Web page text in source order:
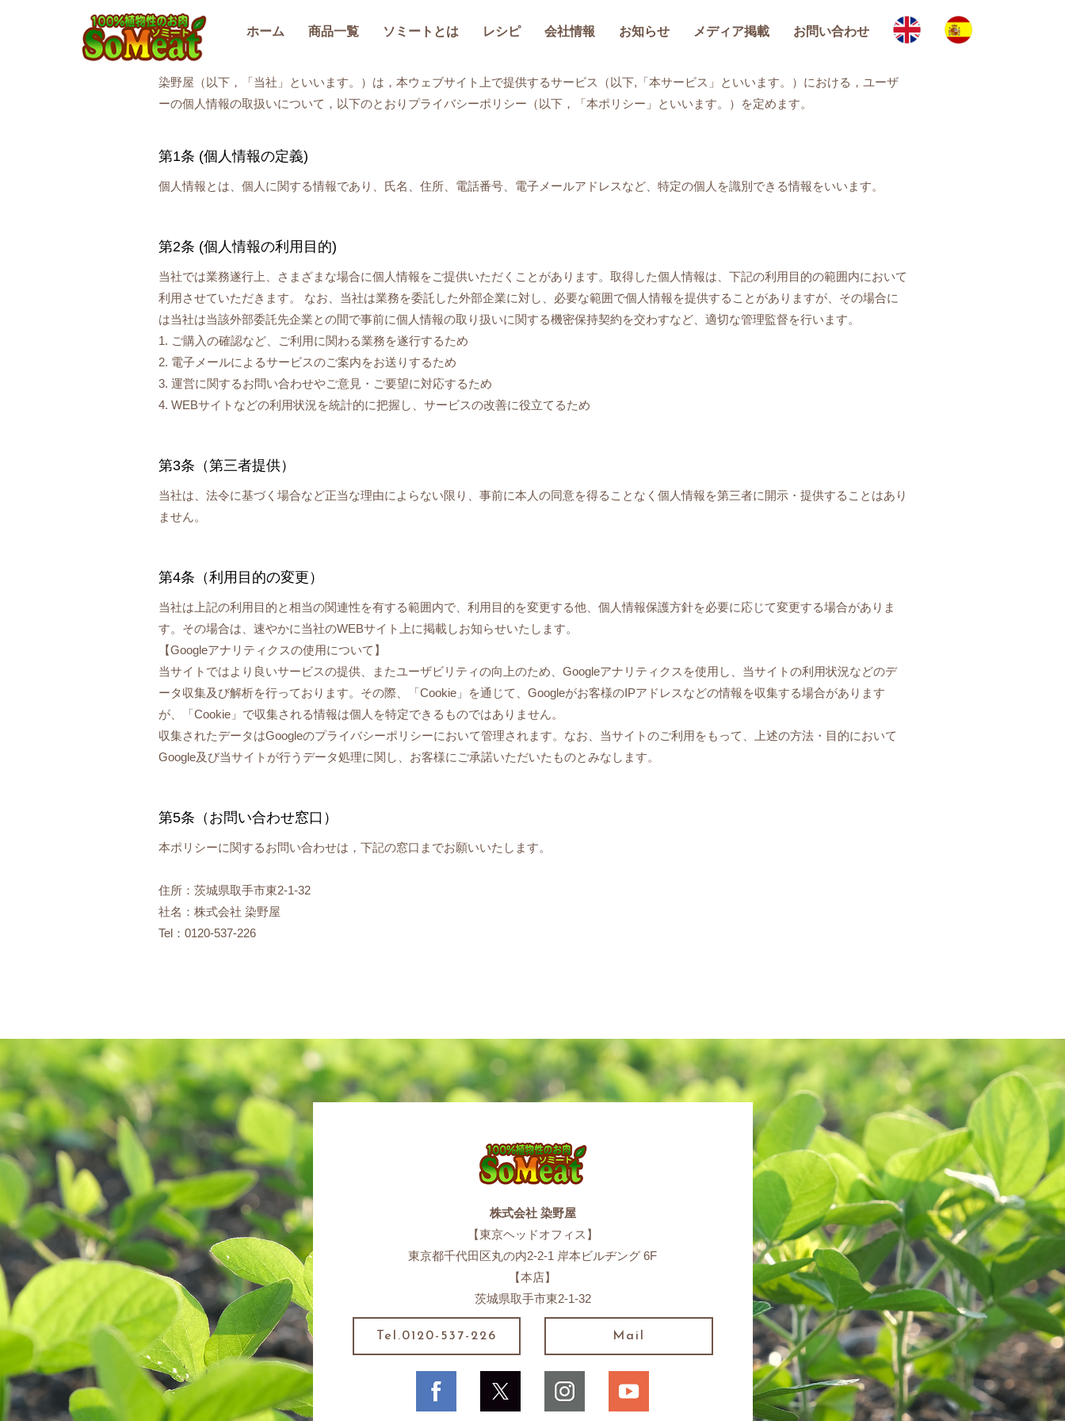
ホーム 商品一覧 ソミートとは レシピ 会社情報 お知らせ メディア掲載 お問い合わせ
染野屋（以下，「当社」といいます。）は，本ウェブサイト上で提供するサービス（以下,「本サービス」といいます。）における，ユーザ
ーの個人情報の取扱いについて，以下のとおりプライバシーポリシー（以下，「本ポリシー」といいます。）を定めます。
第1条 (個人情報の定義)
個人情報とは、個人に関する情報であり、氏名、住所、電話番号、電子メールアドレスなど、特定の個人を識別できる情報をいいます。
第2条 (個人情報の利用目的)
当社では業務遂行上、さまざまな場合に個人情報をご提供いただくことがあります。取得した個人情報は、下記の利用目的の範囲内において
利用させていただきます。 なお、当社は業務を委託した外部企業に対し、必要な範囲で個人情報を提供することがありますが、その場合に
は当社は当該外部委託先企業との間で事前に個人情報の取り扱いに関する機密保持契約を交わすなど、適切な管理監督を行います。
1. ご購入の確認など、ご利用に関わる業務を遂行するため
2. 電子メールによるサービスのご案内をお送りするため
3. 運営に関するお問い合わせやご意見・ご要望に対応するため
4. WEBサイトなどの利用状況を統計的に把握し、サービスの改善に役立てるため
第3条（第三者提供）
当社は、法令に基づく場合など正当な理由によらない限り、事前に本人の同意を得ることなく個人情報を第三者に開示・提供することはあり
ません。
第4条（利用目的の変更）
当社は上記の利用目的と相当の関連性を有する範囲内で、利用目的を変更する他、個人情報保護方針を必要に応じて変更する場合がありま
す。その場合は、速やかに当社のWEBサイト上に掲載しお知らせいたします。
【Googleアナリティクスの使用について】
当サイトではより良いサービスの提供、またユーザビリティの向上のため、Googleアナリティクスを使用し、当サイトの利用状況などのデ
ータ収集及び解析を行っております。その際、「Cookie」を通じて、Googleがお客様のIPアドレスなどの情報を収集する場合があります
が、「Cookie」で収集される情報は個人を特定できるものではありません。
収集されたデータはGoogleのプライバシーポリシーにおいて管理されます。なお、当サイトのご利用をもって、上述の方法・目的において
Google及び当サイトが行うデータ処理に関し、お客様にご承諾いただいたものとみなします。
第5条（お問い合わせ窓口）
本ポリシーに関するお問い合わせは，下記の窓口までお願いいたします。
住所：茨城県取手市東2-1-32
社名：株式会社 染野屋
Tel：0120-537-226
株式会社 染野屋
【東京ヘッドオフィス】
東京都千代田区丸の内2-2-1 岸本ビルヂング 6F
【本店】
茨城県取手市東2-1-32
Tel.0120-537-226 Mail